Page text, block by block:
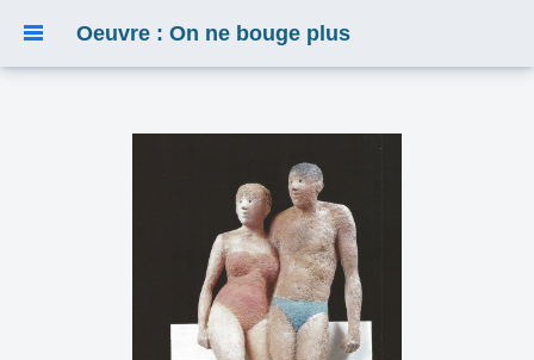
Oeuvre : On ne bouge plus